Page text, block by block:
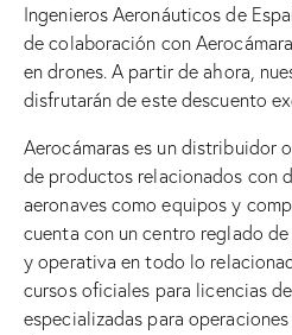
Ingenieros Aeronáuticos de
de colaboración con
en drones. A partir de ahora,
disfrutarán de este descuento
Aerocámaras es un distribuidor
de productos relacionados con
aeronaves como equipos y
cuenta con un centro reglado
y operativa en todo lo
cursos oficiales para licencias
especializadas para